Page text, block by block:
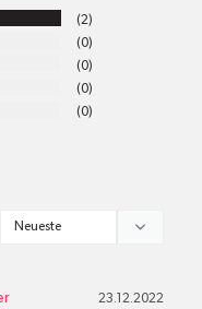
pro
2
0
0
0
0
23.12.2022